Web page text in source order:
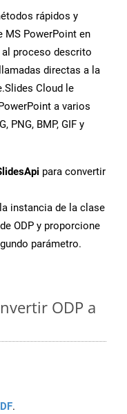
rápidos y
MS PowerPoint en
proceso descrito
directas a la
Cloud le
a varios
PNG, BMP, GIF y
para convertir
instancia de la clase
ODP y proporcione
parámetro.
ODP a
.